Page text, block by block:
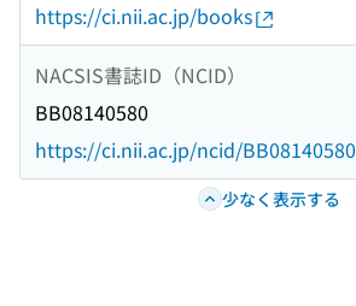
https://ci.nii.ac.jp/books
NACSIS書誌ID（NCID）
BB08140580
https://ci.nii.ac.jp/ncid/BB08140580
少なく表示する